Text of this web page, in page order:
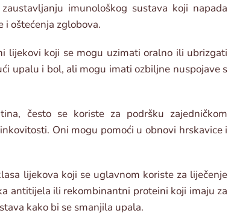
imunološkog sustava koji napada
i oštećenja zglobova.
lijekovi koji se mogu uzimati oralno ili ubrizgati
upalu i bol, ali mogu imati ozbiljne nuspojave s
često se koriste za podršku zajedničkom
Oni mogu pomoći u obnovi hrskavice i
lijekova koji se uglavnom koriste za liječenje
antitijela ili rekombinantni proteini koji imaju za
kako bi se smanjila upala.